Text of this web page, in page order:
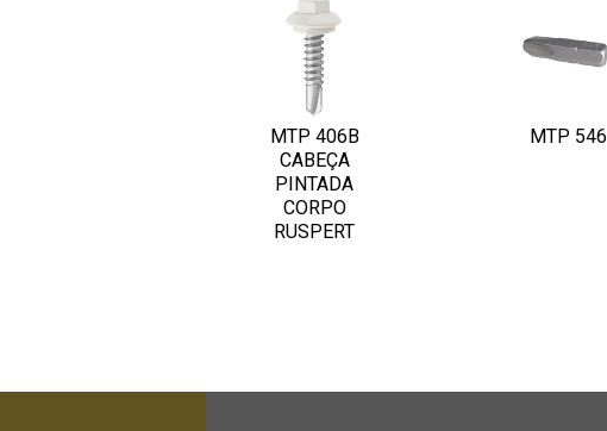
MTP 406B
CABEÇA
PINTADA
CORPO
RUSPERT
MTP 546